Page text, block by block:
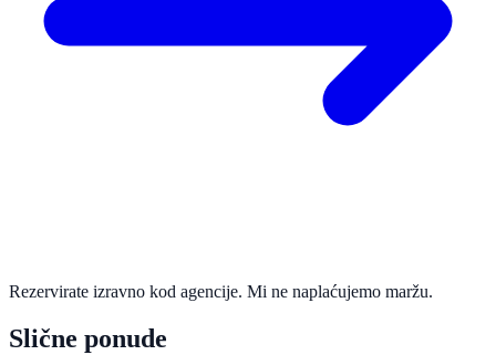
Rezervirate izravno kod agencije. Mi ne naplaćujemo maržu.
Slične ponude